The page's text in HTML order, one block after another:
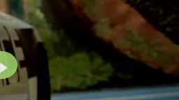
Воспроизвести